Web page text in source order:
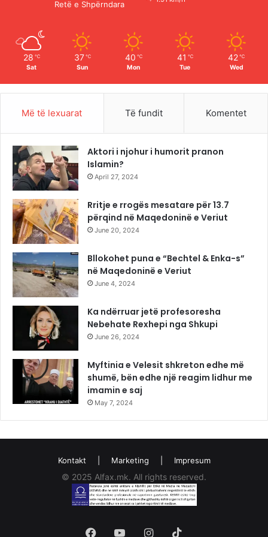
Retë e Shpërndara
28 ℃
Sat
37 ℃
Sun
40 ℃
Mon
41 ℃
Tue
42 ℃
Wed
Më të lexuarat Të fundit Komentet
Aktori i njohur i humorit pranon
Islamin?
April 27, 2024
Rritje e rrogës mesatare për 13.7
përqind në Maqedoninë e Veriut
June 20, 2024
Bllokohet puna e “Bechtel & Enka-s”
në Maqedoninë e Veriut
June 4, 2024
Ka ndërruar jetë profesoresha
Nebehate Rexhepi nga Shkupi
June 26, 2024
Myftinia e Velesit shkreton edhe më
shumë, bën edhe një reagim lidhur me
imamin e saj
May 7, 2024
Kontakt Marketing Impresum
© 2025 Alfax.mk. All rights reserved.
FacebookYouTubeInstagram